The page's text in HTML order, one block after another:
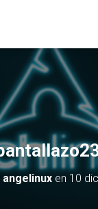
angelinux en 10